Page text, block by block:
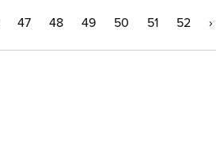
47 48 49 50 51 52 ›